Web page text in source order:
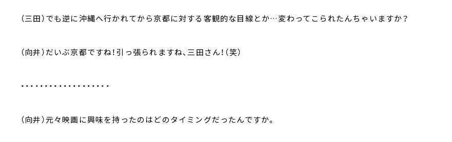
（三田）でも逆に沖縄へ行かれてから京都に対する客観的な目線とか…変わってこられたんちゃいますか？
（向井）だいぶ京都ですね！引っ張られますね、三田さん！（笑）
・・・・・・・・・・・・・・・・・・・
（向井）元々映画に興味を持ったのはどのタイミングだったんですか。